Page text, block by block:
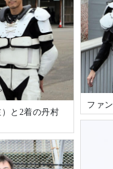
と2着の丹村
ファ